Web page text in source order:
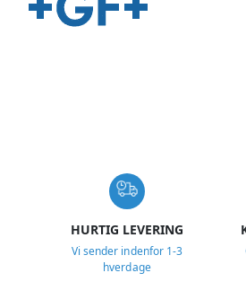
HURTIG LEVERING
Vi sender indenfor 1-3
hverdage